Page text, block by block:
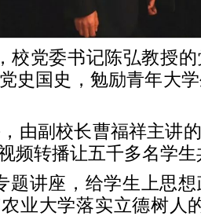
校党委书记陈弘教授
史国史，勉励青年大
由副校长曹福祥主讲
频转播让五千多名学
题讲座，给学生上思
业大学落实立德树人